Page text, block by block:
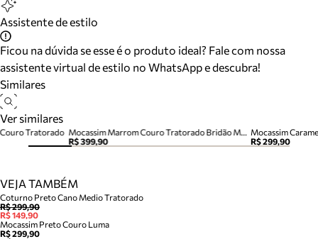
Assistente de estilo
Ficou na dúvida se esse é o produto ideal? Fale com nossa
assistente virtual de estilo no WhatsApp e descubra!
Similares
Ver similares
Mocassim Marrom Couro Tratorado Bridão Metal
R$ 399,90
R$ 299,90
Tratorado
VEJA TAMBÉM
Coturno Preto Cano Medio Tratorado
R$ 299,90
R$ 149,90
Mocassim Preto Couro Luma
R$ 299,90